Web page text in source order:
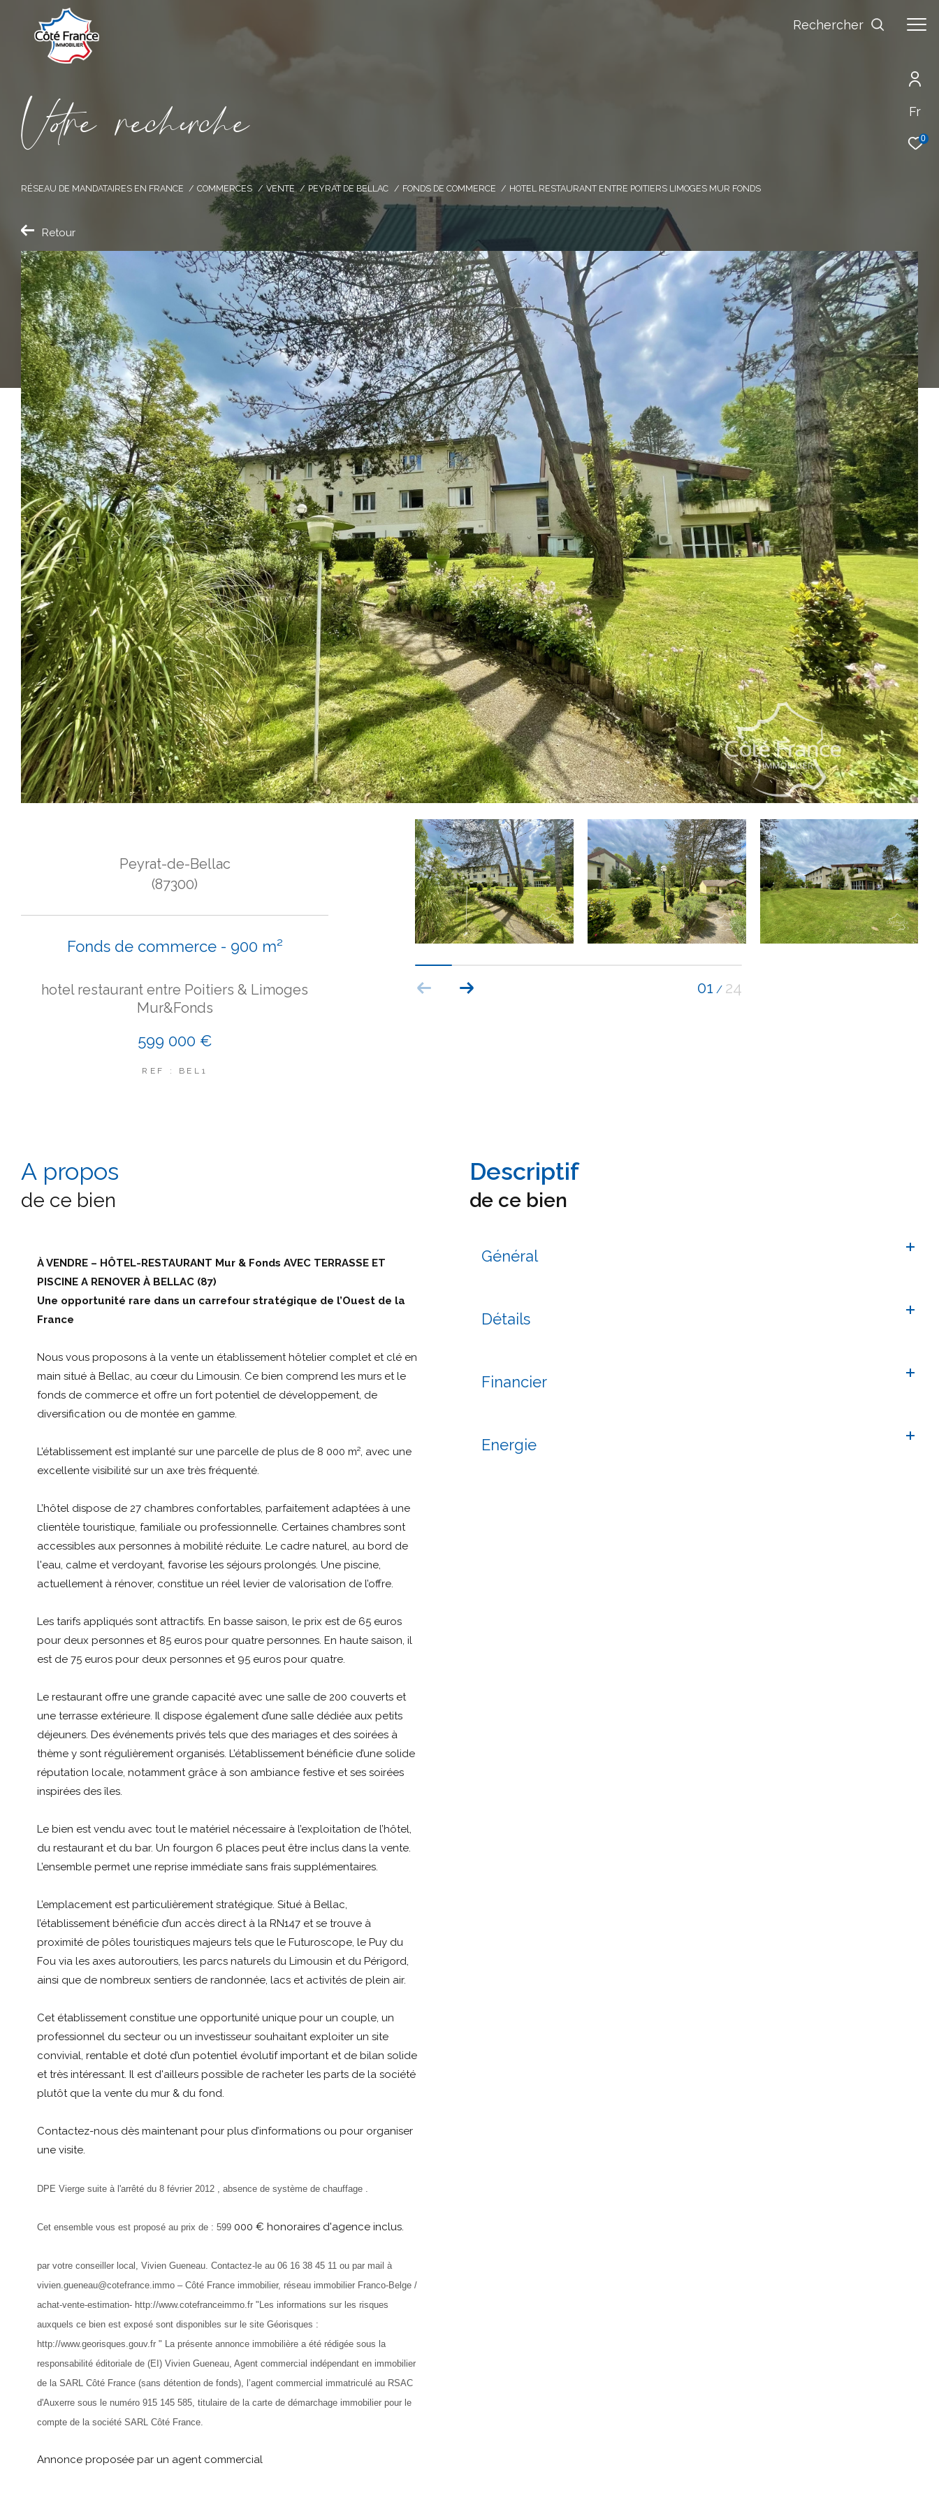
Fr
0
Rechercher
Vore recece
RÉSEAU DE MANDATAIRES EN FRANCE COMMERCES VENTE PEYRAT DE BELLAC FONDS DE COMMERCE HOTEL RESTAURANT ENTRE POITIERS LIMOGES MUR FONDS
Retour
01 / 24
Peyrat-de-Bellac
(87300)
Fonds de commerce - 900 m²
hotel restaurant entre Poitiers & Limoges
Mur&Fonds
599 000 €
REF : BEL1
a propos
de ce bien
À VENDRE – HÔTEL-RESTAURANT Mur & Fonds AVEC TERRASSE ET
PISCINE A RENOVER À BELLAC (87)
Une opportunité rare dans un carrefour stratégique de l’Ouest de la
France
Nous vous proposons à la vente un établissement hôtelier complet et clé en
main situé à Bellac, au cœur du Limousin. Ce bien comprend les murs et le
fonds de commerce et offre un fort potentiel de développement, de
diversification ou de montée en gamme.
L’établissement est implanté sur une parcelle de plus de 8 000 m², avec une
excellente visibilité sur un axe très fréquenté.
L’hôtel dispose de 27 chambres confortables, parfaitement adaptées à une
clientèle touristique, familiale ou professionnelle. Certaines chambres sont
accessibles aux personnes à mobilité réduite. Le cadre naturel, au bord de
l'eau, calme et verdoyant, favorise les séjours prolongés. Une piscine,
actuellement à rénover, constitue un réel levier de valorisation de l’offre.
Les tarifs appliqués sont attractifs. En basse saison, le prix est de 65 euros
pour deux personnes et 85 euros pour quatre personnes. En haute saison, il
est de 75 euros pour deux personnes et 95 euros pour quatre.
Le restaurant offre une grande capacité avec une salle de 200 couverts et
une terrasse extérieure. Il dispose également d’une salle dédiée aux petits
déjeuners. Des événements privés tels que des mariages et des soirées à
thème y sont régulièrement organisés. L’établissement bénéficie d’une solide
réputation locale, notamment grâce à son ambiance festive et ses soirées
inspirées des îles.
Le bien est vendu avec tout le matériel nécessaire à l’exploitation de l’hôtel,
du restaurant et du bar. Un fourgon 6 places peut être inclus dans la vente.
L’ensemble permet une reprise immédiate sans frais supplémentaires.
L’emplacement est particulièrement stratégique. Situé à Bellac,
l’établissement bénéficie d’un accès direct à la RN147 et se trouve à
proximité de pôles touristiques majeurs tels que le Futuroscope, le Puy du
Fou via les axes autoroutiers, les parcs naturels du Limousin et du Périgord,
ainsi que de nombreux sentiers de randonnée, lacs et activités de plein air.
Cet établissement constitue une opportunité unique pour un couple, un
professionnel du secteur ou un investisseur souhaitant exploiter un site
convivial, rentable et doté d’un potentiel évolutif important et de bilan solide
et très intéressant. Il est d'ailleurs possible de racheter les parts de la société
plutôt que la vente du mur & du fond.
Contactez-nous dès maintenant pour plus d’informations ou pour organiser
une visite.
DPE Vierge suite à l'arrêté du 8 février 2012 , absence de système de chauffage .
Cet ensemble vous est proposé au prix de : 599000 € honoraires d'agence inclus.
par votre conseiller local, Vivien Gueneau. Contactez-le au 06 16 38 45 11 ou par mail à
vivien.gueneau@cotefrance.immo – Côté France immobilier, réseau immobilier Franco-Belge /
achat-vente-estimation- http://www.cotefranceimmo.fr "Les informations sur les risques
auxquels ce bien est exposé sont disponibles sur le site Géorisques :
http://www.georisques.gouv.fr " La présente annonce immobilière a été rédigée sous la
responsabilité éditoriale de (EI) Vivien Gueneau, Agent commercial indépendant en immobilier
de la SARL Côté France (sans détention de fonds), l’agent commercial immatriculé au RSAC
d'Auxerre sous le numéro 915 145 585, titulaire de la carte de démarchage immobilier pour le
compte de la société SARL Côté France.
Annonce proposée par un agent commercial
descriptif
de ce bien
Général
Détails
Financier
Energie